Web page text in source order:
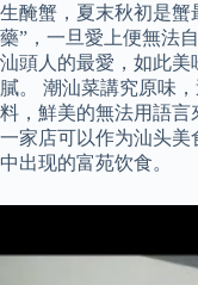
生醃蟹，夏末秋初是蟹
藥”，一旦愛上便無法
汕頭人的最愛，如此
膩。 潮汕菜講究原味
料，鮮美的無法用語
一家店可以作为汕头
中出现的富苑饮食。